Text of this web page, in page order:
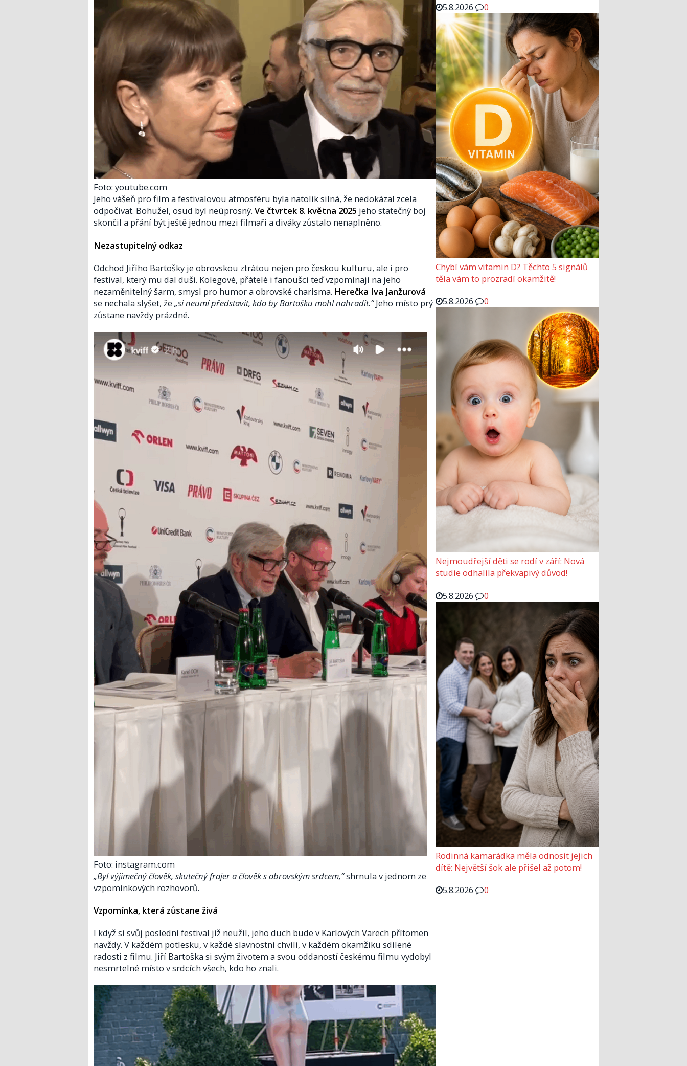
Foto: youtube.com
Jeho vášeň pro film a festivalovou atmosféru byla natolik silná, že nedokázal zcela
odpočívat. Bohužel, osud byl neúprosný. Ve čtvrtek 8. května 2025 jeho statečný boj
skončil a přání být ještě jednou mezi filmaři a diváky zůstalo nenaplněno.
Nezastupitelný odkaz
Odchod Jiřího Bartošky je obrovskou ztrátou nejen pro českou kulturu, ale i pro
festival, který mu dal duši. Kolegové, přátelé i fanoušci teď vzpomínají na jeho
nezaměnitelný šarm, smysl pro humor a obrovské charisma. Herečka Iva Janžurová
se nechala slyšet, že „si neumí představit, kdo by Bartošku mohl nahradit.“Jeho místo prý
zůstane navždy prázdné.
Foto: instagram.com
„Byl výjimečný člověk, skutečný frajer a člověk s obrovským srdcem,“shrnula v jednom ze
vzpomínkových rozhovorů.
Vzpomínka, která zůstane živá
I když si svůj poslední festival již neužil, jeho duch bude v Karlových Varech přítomen
navždy. V každém potlesku, v každé slavnostní chvíli, v každém okamžiku sdílené
radosti z filmu. Jiří Bartoška si svým životem a svou oddaností českému filmu vydobyl
nesmrtelné místo v srdcích všech, kdo ho znali.
5.8.2026
0
Chybí vám vitamin D? Těchto 5 signálů
těla vám to prozradí okamžitě!
5.8.2026
0
Nejmoudřejší děti se rodí v září: Nová
studie odhalila překvapivý důvod!
5.8.2026
0
Rodinná kamarádka měla odnosit jejich
dítě: Největší šok ale přišel až potom!
5.8.2026
0